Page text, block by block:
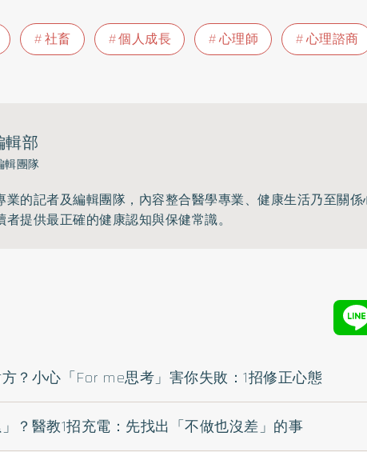
社畜 個人成長 心理師 心理諮商
輯部
輯團隊
業的記者及編輯團隊，內容整合醫學專業、健康生活乃至關
提供最正確的健康認知與保健常識。
？小心「For me思考」害你失敗：1招修正心態
？醫教1招充電：先找出「不做也沒差」的事